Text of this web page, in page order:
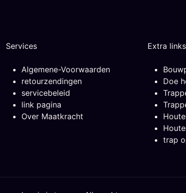
Services
Algemene-Voorwaarden
retourzendingen
servicebeleid
link pagina
Over Maatkracht
Extra links
Doe
trap